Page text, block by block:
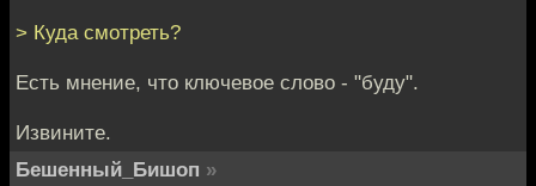
> Куда смотреть?
Есть мнение, что ключевое слово - "буду".
Извините.
Бешенный_Бишоп »